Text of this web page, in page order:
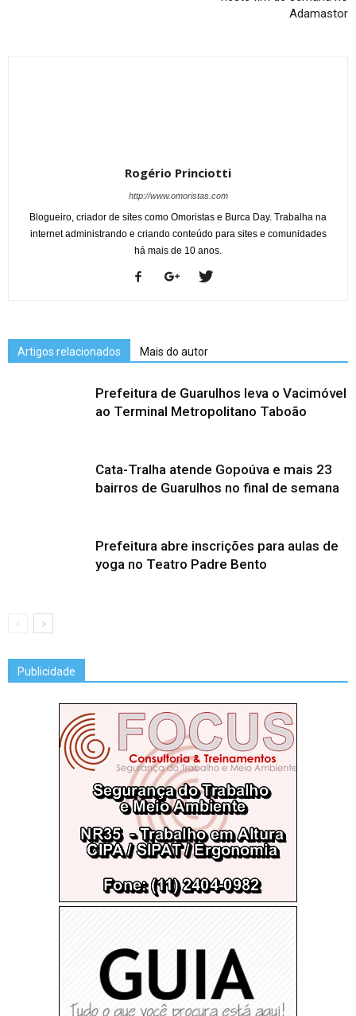
Adamastor
Rogério Princiotti
http://www.omoristas.com
Blogueiro, criador de sites como Omoristas e Burca Day. Trabalha na
internet administrando e criando conteúdo para sites e comunidades
há mais de 10 anos.
Artigos relacionados Mais do autor
Prefeitura de Guarulhos leva o Vacimóvel
ao Terminal Metropolitano Taboão
Cata-Tralha atende Gopoúva e mais 23
bairros de Guarulhos no final de semana
Prefeitura abre inscrições para aulas de
yoga no Teatro Padre Bento
Publicidade